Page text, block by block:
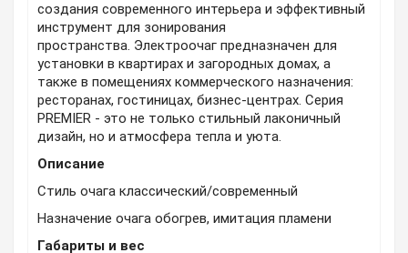
создания современного интерьера и эффективный
инструмент для зонирования
пространства. Электроочаг предназначен для
установки в квартирах и загородных домах, а
также в помещениях коммерческого назначения:
ресторанах, гостиницах, бизнес-центрах. Серия
PREMIER - это не только стильный лаконичный
дизайн, но и атмосфера тепла и уюта.
Описание
Стиль очага классический/современный
Назначение очага обогрев, имитация пламени
Габариты и вес